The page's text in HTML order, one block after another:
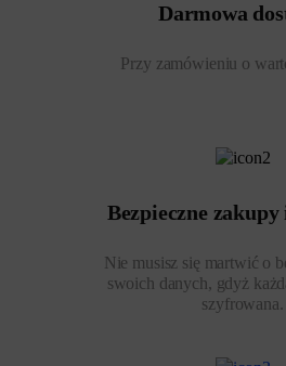
Darmowa
Przy zamówieniu o
Bezpieczne zakupy
Nie musisz się martwić o
swoich danych, gdyż
szyfrowana.